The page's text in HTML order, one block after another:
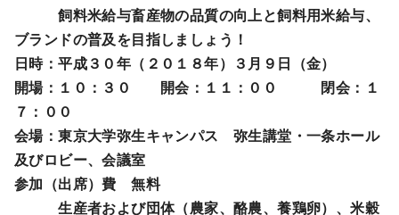
飼料米給与畜産物の品質の向上と飼料用米給与、
ブランドの普及を目指しましょう！
日時：平成３０年（２０１８年）３月９日（金）
開場：１０：３０ 開会：１１：００ 閉会：１
７：００
会場：東京大学弥生キャンパス 弥生講堂・一条ホール
及びロビー、会議室
参加（出席）費 無料
生産者および団体（農家、酪農、養鶏卵）、米穀